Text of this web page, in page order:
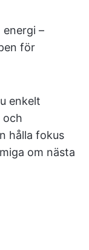
–
för
enkelt
och
hålla fokus
om nästa